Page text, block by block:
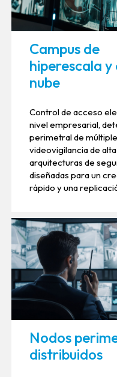
Campus de
hiperescala y
nube
Control de acceso
nivel empresarial,
perimetral de
videovigilancia de
arquitecturas de
diseñadas para un
rápido y una
Nodos
distribuidos